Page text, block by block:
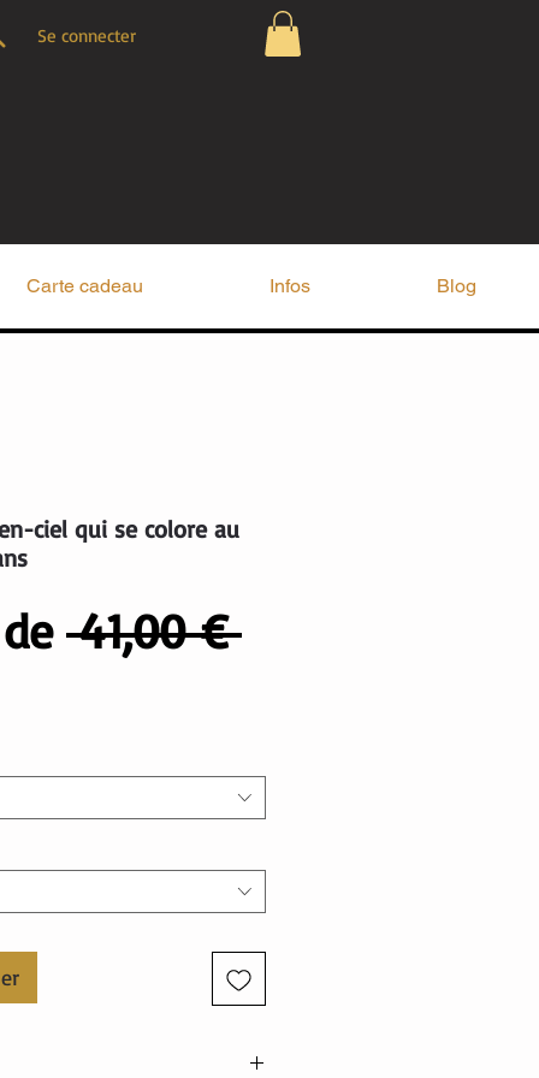
ciel qui se colore au
41,00 € Prix
Carte cadeau Infos Blog
Se connecter